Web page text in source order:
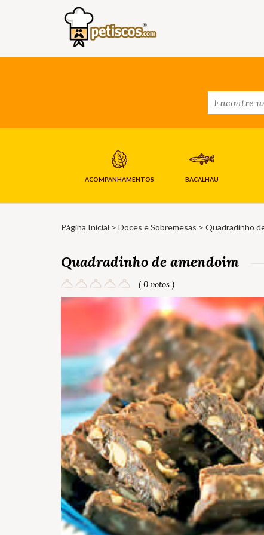
ACOMPANHAMENTOS BACALHAU
Página Inicial > Doces e Sobremesas > Quadradinho
Quadradinho de amendoim
( 0 votos )